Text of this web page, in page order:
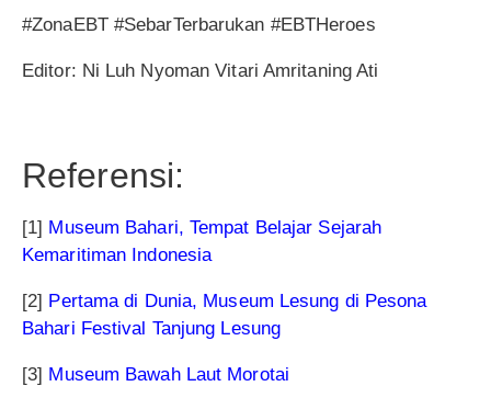
#ZonaEBT #SebarTerbarukan #EBTHeroes
Editor: Ni Luh Nyoman Vitari Amritaning Ati
Referensi:
[1] Museum Bahari, Tempat Belajar Sejarah
Kemaritiman Indonesia
[2] Pertama di Dunia, Museum Lesung di Pesona
Bahari Festival Tanjung Lesung
[3] Museum Bawah Laut Morotai